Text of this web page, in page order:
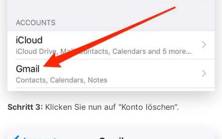
Schritt 3: Klicken Sie nun auf "Konto löschen".